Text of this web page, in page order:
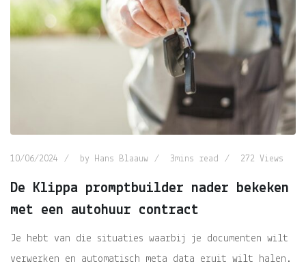
10/06/2024 by Hans Blaauw 3mins read 272 Views
De Klippa promptbuilder nader bekeken
met een autohuur contract
Je hebt van die situaties waarbij je documenten wilt
verwerken en automatisch meta data eruit wilt halen.